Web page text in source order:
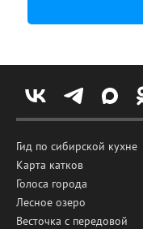
Гид по сибирской кухне
Карта катков
Голоса города
Лесное озеро
Весточка с передовой